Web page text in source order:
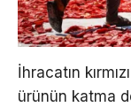
İhracatın
ürünün katma